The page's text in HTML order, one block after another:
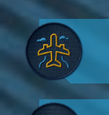
8
9
5
6
4
5